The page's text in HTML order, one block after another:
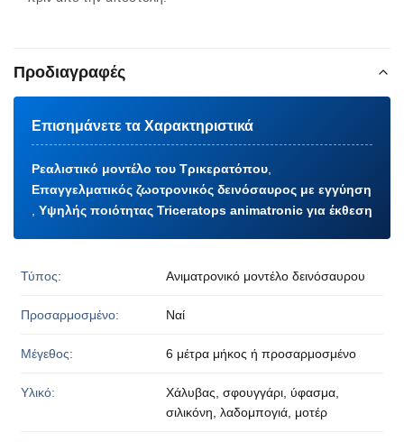
Προδιαγραφές
Επισημάνετε τα Χαρακτηριστικά
Ρεαλιστικό μοντέλο του Τρικερατόπου
Επαγγελματικός ζωοτρονικός δεινόσαυρος με εγγύηση
Υψηλής ποιότητας Triceratops animatronic για έκθεση
Τύπος: Ανιματρονικό μοντέλο δεινόσαυρου
Προσαρμοσμένο: Ναί
Μέγεθος: 6 μέτρα μήκος ή προσαρμοσμένο
Υλικό:
Χάλυβας, σφουγγάρι, ύφασμα,
σιλικόνη, λαδομπογιά, μοτέρ